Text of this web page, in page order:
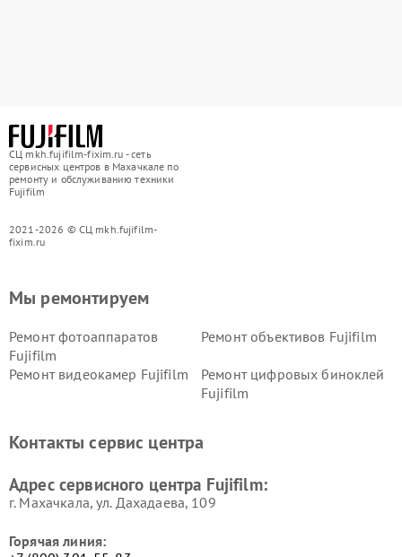
СЦ mkh.fujifilm-fixim.ru - сеть
сервисных центров в Махачкале по
ремонту и обслуживанию техники
Fujifilm
2021-2026 © СЦ mkh.fujifilm-
fixim.ru
Мы ремонтируем
Ремонт фотоаппаратов
Fujifilm
Ремонт объективов Fujifilm
Ремонт видеокамер Fujifilm
Ремонт цифровых биноклей
Fujifilm
Контакты сервис центра
Адрес сервисного центра Fujifilm:
г. Махачкала, ул. Дахадаева, 109
Горячая линия: